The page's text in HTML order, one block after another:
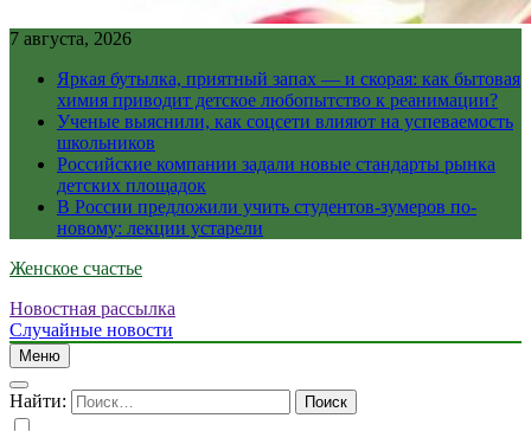
7 августа, 2026
Яркая бутылка, приятный запах — и скорая: как бытовая
химия приводит детское любопытство к реанимации?
Ученые выяснили, как соцсети влияют на успеваемость
школьников
Российские компании задали новые стандарты рынка
детских площадок
В России предложили учить студентов-зумеров по-
новому: лекции устарели
Женское счастье
Новостная рассылка
Случайные новости
Меню
Найти: